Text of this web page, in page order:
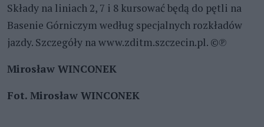
Składy na liniach 2, 7 i 8 kursować będą do pętli na
Basenie Górniczym według specjalnych rozkładów
jazdy. Szczegóły na www.zditm.szczecin.pl. ©℗
Mirosław WINCONEK
Fot. Mirosław WINCONEK